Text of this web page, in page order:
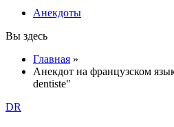
Анекдоты
Вы здесь
Главная »
Анекдот на французском
dentiste"
DR